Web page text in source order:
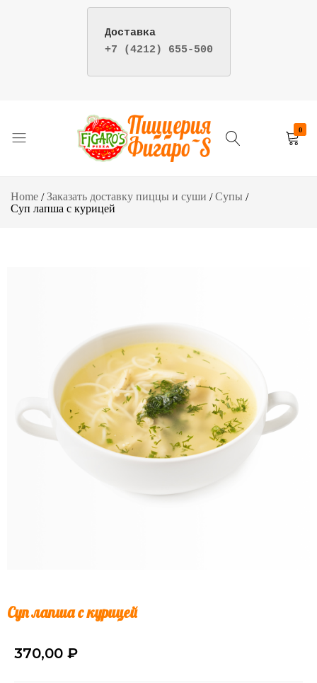
Доставка
+7 (4212) 655-500
–
Пиццерия
доставка
пиццы
0
Home Заказать доставку пиццы и суши
Супы
Суп лапша с курицей
Суп лапша с курицей
370,00 ₽